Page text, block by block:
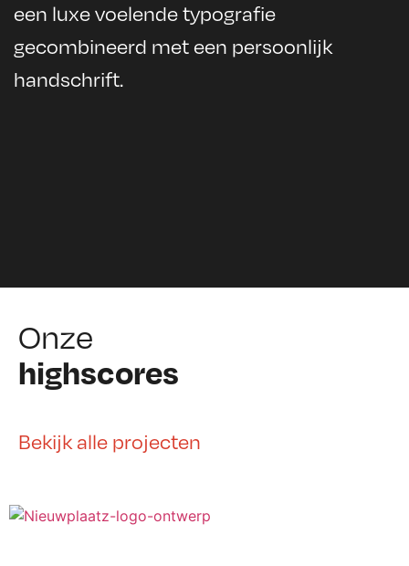
een luxe voelende typografie
gecombineerd met een persoonlijk
handschrift.
Onze
highscores
Bekijk alle projecten